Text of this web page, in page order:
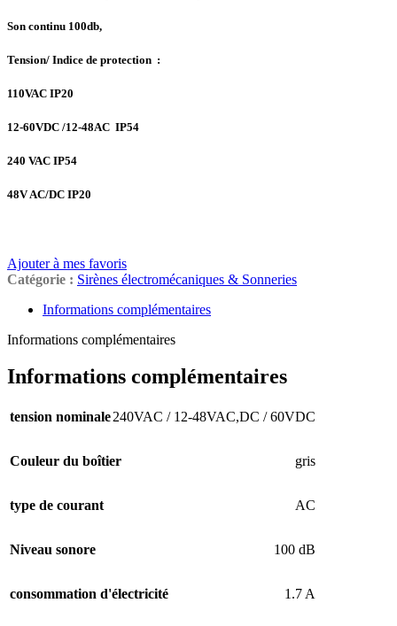
Son continu 100db,
Tension/ Indice de protection :
110VAC IP20
12-60VDC /12-48AC IP54
240 VAC IP54
48V AC/DC IP20
Ajouter à mes favoris
Catégorie : Sirènes électromécaniques & Sonneries
Informations complémentaires
Informations complémentaires
Informations complémentaires
tension nominale240VAC / 12-48VAC,DC / 60VDC
Couleur du boîtier gris
type de courant AC
Niveau sonore 100 dB
consommation d'électricité 1.7 A